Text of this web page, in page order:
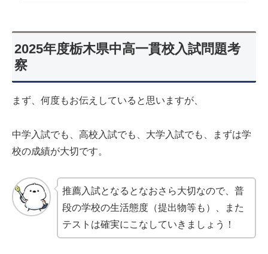
2025年度栃木県中高一貫校入試問題考
察
まず、何度もお伝えしていると思いますが、
中学入試でも、高校入試でも、大学入試でも、まずは学
校の成績が大切です。
推薦入試となるとなおさら大切なので、普
段の学校の生活態度（提出物等も）、また
テストは確実にこなしていきましょう！